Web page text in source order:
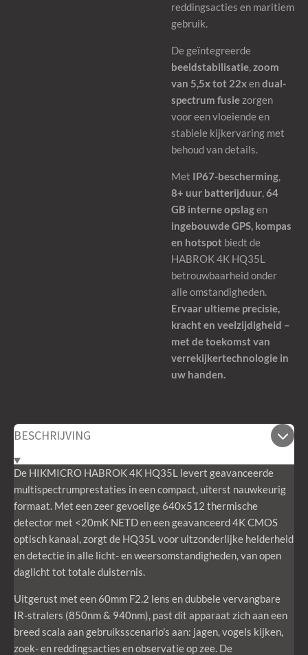
reddingsacties en maritiem
gebruik.
De geïntegreerde
beeldstabilisatie,zoom
van 5,5x tot 22xendual-
spectrum fusiezorgen
voor een vloeiende en
stabiele kijkervaring met
behoud van details.
Met IP67-bescherming,
8+ uur batterijduur,64
GB interne opslagen
ingebouwde GPS, kompas
en hotspot biedt de
HABROK 4K HQ35L
betrouwbaarheid onder
alle omstandigheden.
Ervaar ultieme precisie,
kracht en veelzijdigheid –
met de toekomst van
verrekijkertechnologie in
uw handen.
BESCHRIJVING
De HIKMICRO HABROK 4K HQ35L levert geavanceerde
multispectrumprestaties in een compact, uiterst nauwkeurig
formaat. Met een zeer gevoelige 640x512 thermische
detector met <20mK NETD en een geavanceerd 4K CMOS
optisch kanaal, zorgt de HQ35L voor uitzonderlijke helderheid
en detectie in alle licht- en weersomstandigheden, van open
daglicht tot totale duisternis.
Uitgerust met een 60mm F2.2 lens en dubbele vervangbare
IR-stralers (850nm & 940nm), past dit apparaat zich aan een
breed scala aan gebruiksscenario's aan: jagen, vogels kijken,
zoek- en reddingsacties en observatie op zee. De